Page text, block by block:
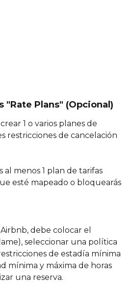
"Rate Plans" (Opcional)
1 o varios planes de
restricciones de cancelación
al menos 1 plan de tarifas
esté mapeado o bloquearás
debe colocar el
seleccionar una política
de estadía mínima
mínima y máxima de horas
una reserva.